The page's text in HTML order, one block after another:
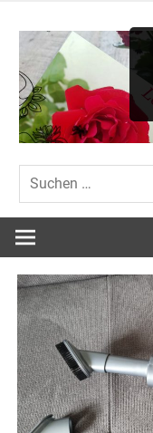
Inhalt
springen